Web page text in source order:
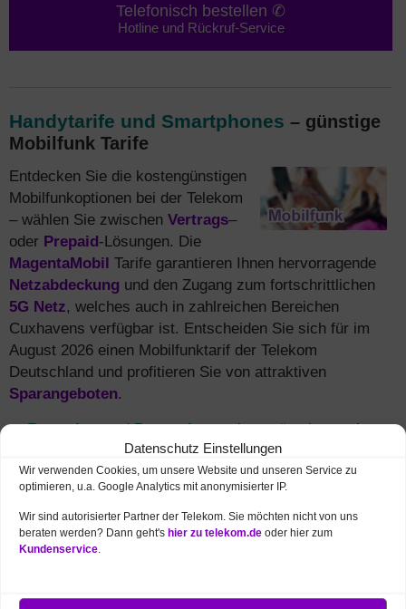
Datenschutz Einstellungen
Wir verwenden Cookies, um unsere Website und unseren Service zu
optimieren, u.a. Google Analytics mit anonymisierter IP.
Wir sind autorisierter Partner der Telekom. Sie möchten nicht von uns
beraten werden? Dann geht's hier zu telekom.de oder hier zum
Kundenservice.
Telefonisch bestellen ✆
Hotline und Rückruf-Service
Handytarife und Smartphones – günstige
Mobilfunk Tarife
Entdecken Sie die kostengünstigen
Mobilfunkoptionen bei der Telekom
– wählen Sie zwischen Vertrags–
oder Prepaid-Lösungen. Die
MagentaMobil Tarife garantieren Ihnen hervorragende
Netzabdeckung und den Zugang zum fortschrittlichen
5G Netz, welches auch in zahlreichen Bereichen
Cuxhavens verfügbar ist. Entscheiden Sie sich für im
August 2026 einen Mobilfunktarif der Telekom
Deutschland und profitieren Sie von attraktiven
Sparangeboten.
Zusatzkarten / Partnerkartenjetzt günstiger - ab
9,95 € mit gleichen GB wie Hauptvertrag.
Tarifen
zum Vorzugspreis mitbestellen. Zur Auswahl
Fürjunge Leute unter 28 Jahren